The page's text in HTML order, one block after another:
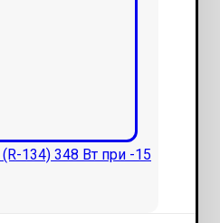
134) 348 Вт при -15